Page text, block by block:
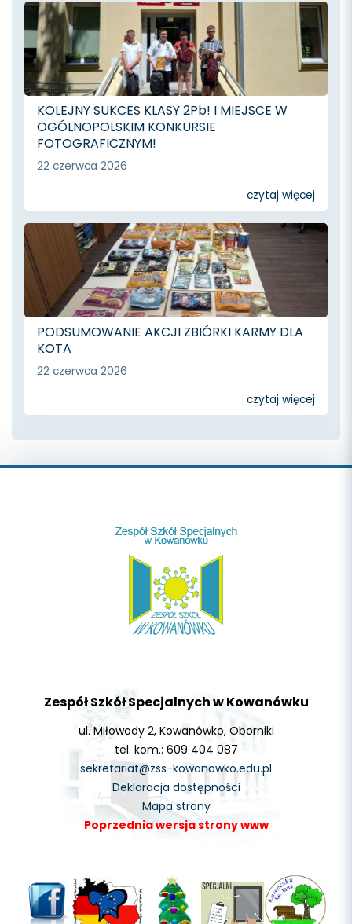
KOLEJNY SUKCES KLASY 2Pb! I MIEJSCE W
OGÓLNOPOLSKIM KONKURSIE
FOTOGRAFICZNYM!
22 czerwca 2026
czytaj więcej
PODSUMOWANIE AKCJI ZBIÓRKI KARMY DLA
KOTA
22 czerwca 2026
czytaj więcej
Zespół Szkół Specjalnych w Kowanówku
ul. Miłowody 2, Kowanówko, Oborniki
tel. kom.: 609 404 087
sekretariat@zss-kowanowko.edu.pl
Deklaracja dostępności
Mapa strony
Poprzednia wersja strony www